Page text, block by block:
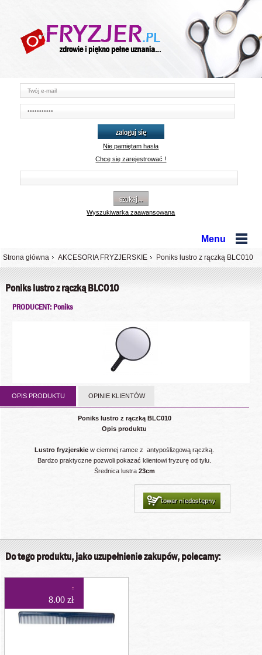
zaloguj się
Nie pamiętam hasła
Chcę się zarejestrować !
szukaj...
Wyszukiwarka zaawansowana
Menu
Strona główna AKCESORIA FRYZJERSKIE Poniks lustro z rączką BLC010
Poniks lustro z rączką BLC010
PRODUCENT: Poniks
OPIS PRODUKTU OPINIE KLIENTÓW
Poniks lustro z rączką BLC010
Opis produktu
Lustro fryzjerskie w ciemnej ramce z antypoślizgową rączką.
Bardzo praktyczne pozwoli pokazać klientowi fryzurę od tyłu.
Średnica lustra 23cm
towar niedostępny
Do tego produktu, jako uzupełnienie zakupów, polecamy:
8.00 zł